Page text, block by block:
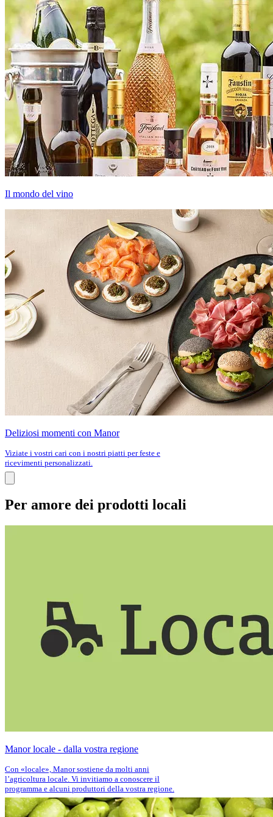
Il mondo del vino
Deliziosi momenti con Manor
Viziate i vostri cari con i nostri piatti per feste e
ricevimenti personalizzati.
Per amore dei prodotti locali
Manor locale - dalla vostra regione
Con «locale», Manor sostiene da molti anni
l’agricoltura locale. Vi invitiamo a conoscere il
programma e alcuni produttori della vostra regione.